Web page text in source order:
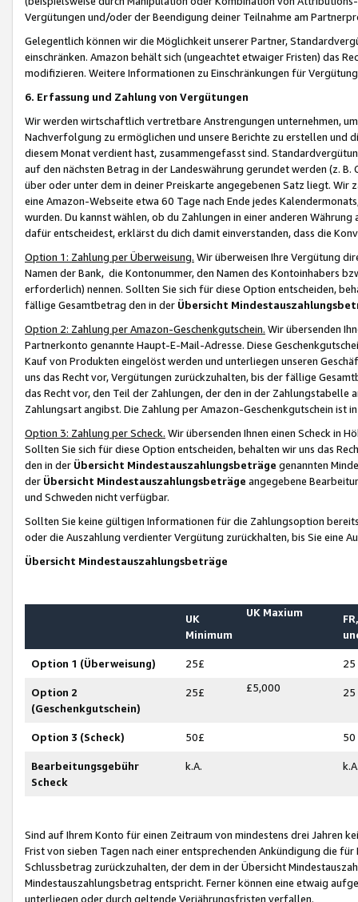
Vergütungen und/oder der Beendigung deiner Teilnahme am
Gelegentlich können wir die Möglichkeit unserer Partner,
einschränken. Amazon behält sich (ungeachtet etwaiger Fristen) das
modifizieren. Weitere Informationen zu Einschränkungen für
6. Erfassung und Zahlung von Vergütungen
Wir werden wirtschaftlich vertretbare Anstrengungen unternehmen,
Nachverfolgung zu ermöglichen und unsere Berichte zu erstellen und
diesem Monat verdient hast, zusammengefasst sind.
auf den nächsten Betrag in der Landeswährung gerundet werden (z.
über oder unter dem in deiner Preiskarte angegebenen Satz liegt.
eine Amazon-Webseite etwa 60 Tage nach Ende jedes
wurden. Du kannst wählen, ob du Zahlungen in einer anderen
dafür entscheidest, erklärst du dich damit einverstanden, dass die
Option 1: Zahlung per Überweisung. Wir überweisen Ihre Vergütung
Namen der Bank, die Kontonummer, den Namen des Kontoinhabers
erforderlich) nennen. Sollten Sie sich für diese Option entscheiden,
fällige Gesamtbetrag den in der Übersicht
Option 2: Zahlung per Amazon-Geschenkgutschein. Wir übersenden
Partnerkonto genannte Haupt-E-Mail-Adresse. Diese
Kauf von Produkten eingelöst werden und unterliegen unseren
uns das Recht vor, Vergütungen zurückzuhalten, bis der fällige
das Recht vor, den Teil der Zahlungen, der den in der
Zahlungsart angibst. Die Zahlung per Amazon-Geschenkgutschein ist
Option 3: Zahlung per Scheck. Wir übersenden Ihnen einen Scheck in
Sollten Sie sich für diese Option entscheiden, behalten wir uns das
den in der Übersicht Mindestauszahlungsbeträge genannten
der Übersicht Mindestauszahlungsbeträge angegebene
und Schweden nicht verfügbar.
Sollten Sie keine gültigen Informationen für die Zahlungsoption
oder die Auszahlung verdienter Vergütung zurückhalten, bis Sie
Übersicht Mindestauszahlungsbeträge
UK
Minimum
UK Maxium
Option 1 (Überweisung) 25£ 25
Option 2
(Geschenkgutschein)
25£ £5,000 25
Option 3 (Scheck) 50£ 50
Bearbeitungsgebühr
Scheck
k.A.
Sind auf Ihrem Konto für einen Zeitraum von mindestens drei Jahren
Frist von sieben Tagen nach einer entsprechenden Ankündigung die
Schlussbetrag zurückzuhalten, der dem in der Übersicht
Mindestauszahlungsbetrag entspricht. Ferner können eine etwaig
unterliegen oder durch geltende Verjährungsfristen verfallen.